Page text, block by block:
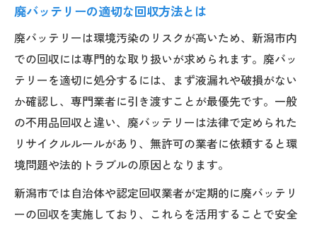
廃バッテリーの適切な回収方法とは
廃バッテリーは環境汚染のリスクが高いため、新潟市内
での回収には専門的な取り扱いが求められます。廃バッ
テリーを適切に処分するには、まず液漏れや破損がない
か確認し、専門業者に引き渡すことが最優先です。一般
の不用品回収と違い、廃バッテリーは法律で定められた
リサイクルルールがあり、無許可の業者に依頼すると環
境問題や法的トラブルの原因となります。
新潟市では自治体や認定回収業者が定期的に廃バッテリ
ーの回収を実施しており、これらを活用することで安全